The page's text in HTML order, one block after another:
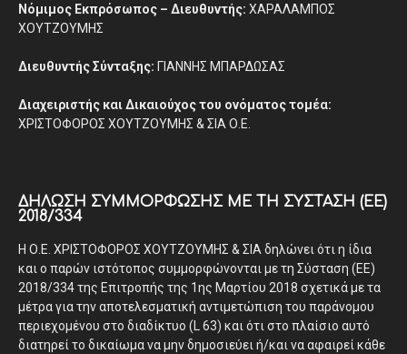
Νόμιμος Εκπρόσωπος – Διευθυντής: ΧΑΡΑΛΑΜΠΟΣ
ΧΟΥΤΖΟΥΜΗΣ
Διευθυντής Σύνταξης: ΓΙΑΝΝΗΣ ΜΠΑΡΔΩΣΑΣ
Διαχειριστής και Δικαιούχος του ονόματος τομέα:
ΧΡΙΣΤΟΦΟΡΟΣ ΧΟΥΤΖΟΥΜΗΣ & ΣΙΑ Ο.Ε.
ΔΉΛΩΣΗ ΣΥΜΜΌΡΦΩΣΗΣ ΜΕ ΤΗ ΣΎΣΤΑΣΗ (ΕΕ)
2018/334
Η Ο.Ε. ΧΡΙΣΤΟΦΟΡΟΣ ΧΟΥΤΖΟΥΜΗΣ & ΣΙΑ δηλώνει ότι η ίδια
και ο παρών ιστότοπος συμμορφώνονται με τη Σύσταση (ΕΕ)
2018/334 της Επιτροπής της 1ης Μαρτίου 2018 σχετικά με τα
μέτρα για την αποτελεσματική αντιμετώπιση του παράνομου
περιεχομένου στο διαδίκτυο (L 63) και ότι στο πλαίσιο αυτό
διατηρεί το δικαίωμα να μην δημοσιεύει ή/και να αφαιρεί κάθε